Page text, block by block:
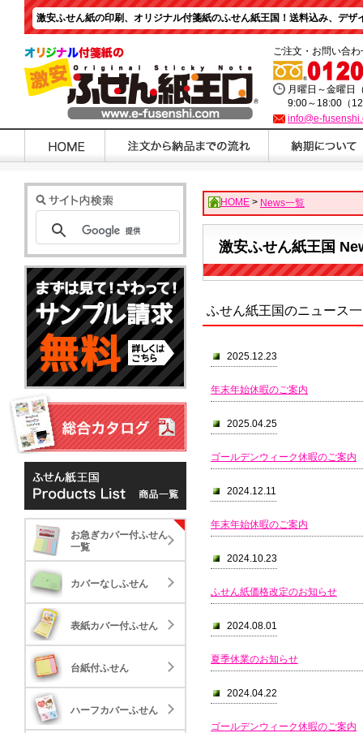
激安ふせん紙の印刷、オリジナル付箋紙のふせん紙王国！送料込み、デザ
ご注文・お問い合
月曜日～金曜日
9:00～18:00（
info@e-
お急ぎカバー付ふせん
一覧
お急ぎカバー付ふせん一覧
お急ぎカバー付ふせん
NEW
イプ
22.061
カバーなしふせん
カバーなしふせん
17.84
表紙カバー付ふせん
標準タイプ 大き
台紙付ふせん
台紙付ふせん
ハーフカバーふせん
ハーフカバーふせん
ポップアップふせん
HOME > News一覧
激安ふせん紙王国
ふせん紙王国のニュース
2025.12.23
年末年始休暇のご案内
2025.04.25
ゴールデンウィーク休暇のご案内
2024.12.11
年末年始休暇のご案内
2024.10.23
ふせん紙価格改定のお知らせ
2024.08.01
夏季休業のお知らせ
2024.04.22
ゴールデンウィーク休暇のご案内